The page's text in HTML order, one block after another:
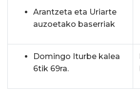
Arantzeta eta Uriarte
auzoetako baserriak
Domingo Iturbe kalea
6tik 69ra.